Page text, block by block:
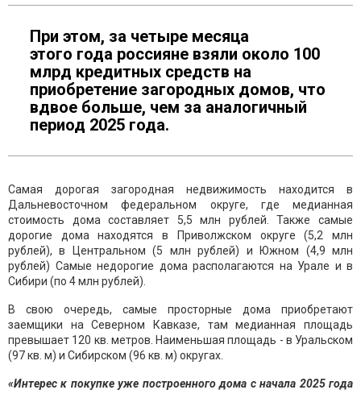
При этом, за четыре месяца
этого года россияне взяли около 100
млрд кредитных средств на
приобретение загородных домов, что
вдвое больше, чем за аналогичный
период 2025 года.
Самая дорогая загородная недвижимость находится в
Дальневосточном федеральном округе, где медианная
стоимость дома составляет 5,5 млн рублей. Также самые
дорогие дома находятся в Приволжском округе (5,2 млн
рублей), в Центральном (5 млн рублей) и Южном (4,9 млн
рублей) Самые недорогие дома располагаются на Урале и в
Сибири (по 4 млн рублей).
В свою очередь, самые просторные дома приобретают
заемщики на Северном Кавказе, там медианная площадь
превышает 120 кв. метров. Наименьшая площадь - в Уральском
(97 кв. м) и Сибирском (96 кв. м) округах.
«Интерес к покупке уже построенного дома с начала 2025 года